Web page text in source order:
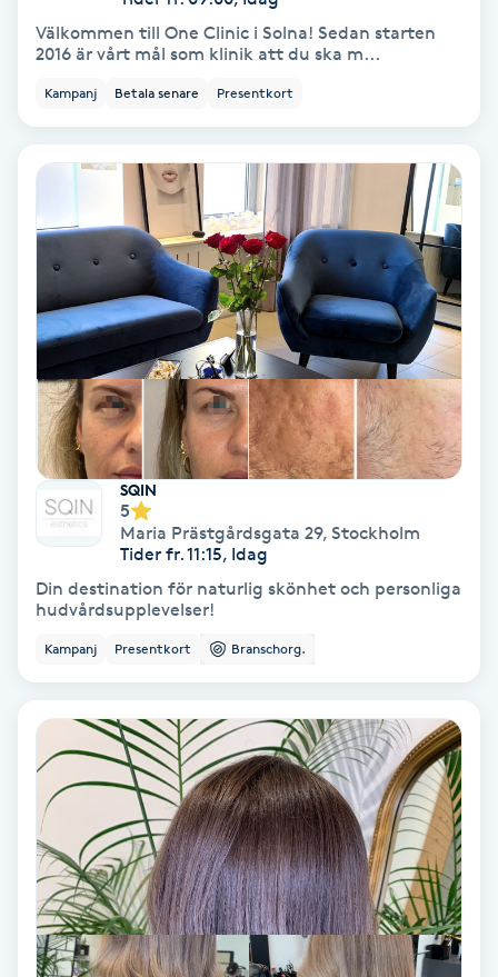
Kroppsinpackning
Kroppspeeling
Käkledsbehandling
Kärlbehandling
Laserbehandling
Lashlift Keratin
LED-ljusterapi
LPG
LPG-behandling
LPG-massage
Luggklippning
Välkommen till One Clinic i Solna! Sedan starten
2016 är vårt mål som klinik att du ska m...
Kampanj Betala senare Presentkort
SQIN
5
Maria Prästgårdsgata 29, Stockholm
Tider fr. 11:15, Idag
Din destination för naturlig skönhet och personliga
hudvårdsupplevelser!
Kampanj Presentkort Branschorg.